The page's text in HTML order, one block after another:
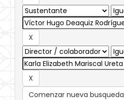
Comenzar nueva busqueda